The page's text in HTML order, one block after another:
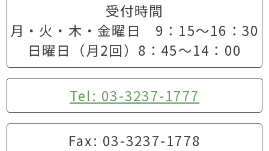
受付時間
月・火・木・金曜日 9：15〜16：30
日曜日（月2回）8：45〜14：00
Tel: 03-3237-1777
Fax: 03-3237-1778